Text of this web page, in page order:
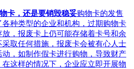
卡，还是要销毁稳妥购物卡的发售
种类型的企业和机构，过期购物卡
，报废卡上仍可能存储着卡号和余
取任何措施，报废卡会被有心人士
，如制作假卡进行购物，导致财产
这样的情况下，企业应立即开展物